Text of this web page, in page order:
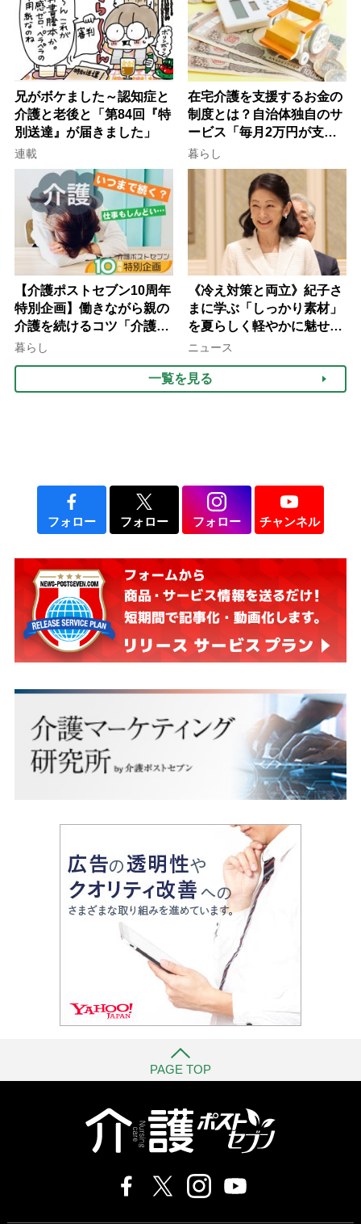
兄がボケました～認知症と
介護と老後と「第84回『特
別送達』が届きました」
連載
在宅介護を支援するお金の
制度とは？自治体独自のサ
ービス「毎月2万円が支給
される」ケースも【FP解
説】
暮らし
【介護ポストセブン10周年
特別企画】働きながら親の
介護を続けるコツ「介護は
10年以上続くことも…3つ
みよう」【社会福祉士解
説】
暮らし
《冷え対策と両立》紀子さ
まに学ぶ「しっかり素材」
を夏らしく軽やかに魅せる
3つの着こなし法則
ニュース
一覧を見る
フォロー フォロー フォロー チャンネル
PAGE TOP